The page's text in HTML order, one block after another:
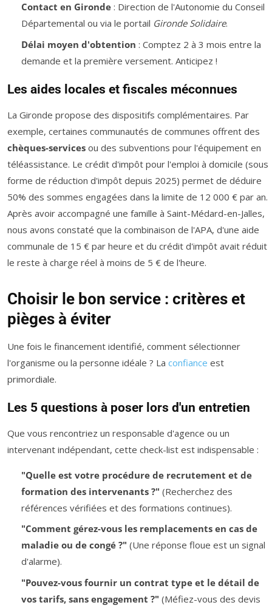
Contact en Gironde: Direction de l'Autonomie du Conseil
Départemental ou via le portail Gironde Solidaire.
Délai moyen d'obtention : Comptez 2 à 3 mois entre la
demande et la première versement. Anticipez !
Les aides locales et fiscales méconnues
La Gironde propose des dispositifs complémentaires. Par
exemple, certaines communautés de communes offrent des
chèques-services ou des subventions pour l'équipement en
téléassistance. Le crédit d'impôt pour l'emploi à domicile (sous
forme de réduction d'impôt depuis 2025) permet de déduire
50% des sommes engagées dans la limite de 12 000 € par an.
Après avoir accompagné une famille à Saint-Médard-en-Jalles,
nous avons constaté que la combinaison de l'APA, d'une aide
communale de 15 € par heure et du crédit d'impôt avait réduit
le reste à charge réel à moins de 5 € de l'heure.
Choisir le bon service : critères et
pièges à éviter
Une fois le financement identifié, comment sélectionner
l'organisme ou la personne idéale ? La confiance est
primordiale.
Les 5 questions à poser lors d'un entretien
Que vous rencontriez un responsable d'agence ou un
intervenant indépendant, cette check-list est indispensable :
"Quelle est votre procédure de recrutement et de
formation des intervenants ?" (Recherchez des
références vérifiées et des formations continues).
"Comment gérez-vous les remplacements en cas de
maladie ou de congé ?" (Une réponse floue est un signal
d'alarme).
"Pouvez-vous fournir un contrat type et le détail de
vos tarifs, sans engagement ?" (Méfiez-vous des devis